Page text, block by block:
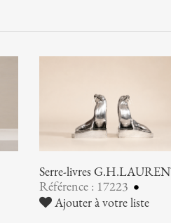
Serre-livres
Référence : 17223
Ajouter à votre liste